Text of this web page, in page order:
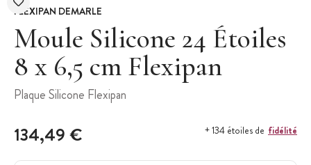
FLEXIPAN DEMARLE
Moule Silicone 24 Étoiles
8 x 6,5 cm Flexipan
Plaque Silicone Flexipan
134,49 € + 134 étoiles de fidélité